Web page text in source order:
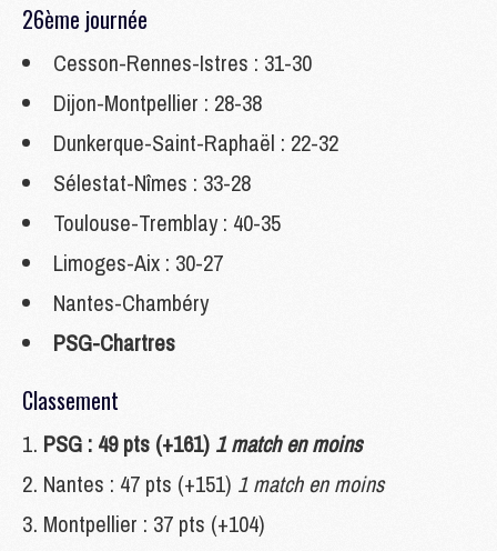
26ème journée
Cesson-Rennes-Istres : 31-30
Dijon-Montpellier : 28-38
Dunkerque-Saint-Raphaël : 22-32
Sélestat-Nîmes : 33-28
Toulouse-Tremblay : 40-35
Limoges-Aix : 30-27
Nantes-Chambéry
PSG-Chartres
Classement
PSG : 49 pts (+161) 1 match en moins
Nantes : 47 pts (+151) 1 match en moins
Montpellier : 37 pts (+104)